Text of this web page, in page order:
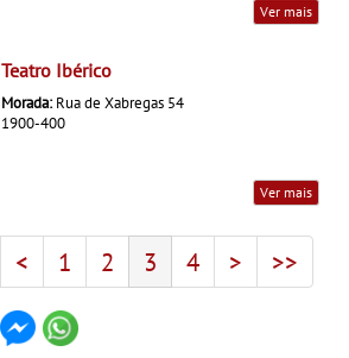
Ver mais
Teatro Ibérico
Morada: Rua de Xabregas 54
1900-400
Ver mais
< 1 2 3 4 > >>